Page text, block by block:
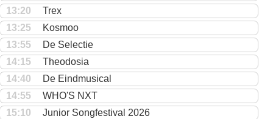
13:20
Trex
13:25
Kosmoo
13:55
De Selectie
14:15
Theodosia
14:40
De Eindmusical
14:55
WHO'S NXT
15:10
Junior Songfestival 2026